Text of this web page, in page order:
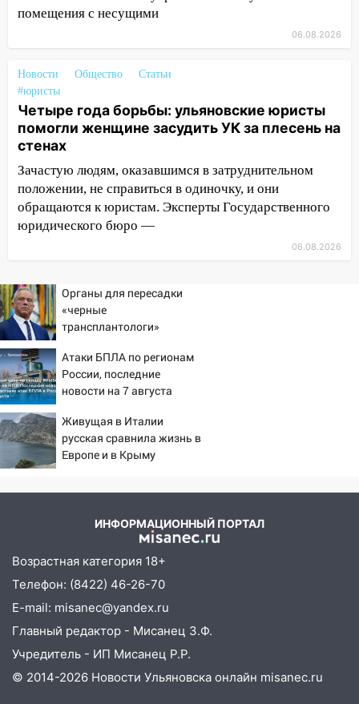
120 тысяч долга
области
11:30
2027 года импорт, выпуск и обращение
бензина Евро 2, Евро 3, Евро 4
11:12 Соцсети: на Рябикова автомобиль
врезался в забор
10:27 Где есть бензин в Ульяновске
днем 6 августа: список АЗС
10:00
В Старомайнском районе утонул
51-летний мужчина
09:50
В Ульяновске черный коршун
застрял в тепловозе
09:44
Ульяновские спасатели помогли
юному велосипедисту на улице
Чернышевского
08:21
В Заволжском районе украли два
тридцатиградусная жара: какая будет
погода в четверг
06:00
Четыре года борьбы: ульяновские
юристы помогли женщине засудить УК
за плесень на стенах
05:00
Кому 6 августа звезды сулят
прибыль, а кому — испытания на
прочность
помещения с несущими
06.08.2026
Новости Общество
Статьи
#юристы
Четыре года борьбы: ульяновские юристы
помогли женщине засудить УК за плесень на
стенах
Зачастую людям, оказавшимся в затруднительном
положении, не справиться в одиночку, и они
обращаются к юристам. Эксперты Государственного
юридического бюро —
06.08.2026
Органы для пересадки
«черные
трансплантологи»
пациентов
Атаки БПЛА по регионам
России, последние
новости на 7 августа
на склады Wildberries,
состояние пострадавших
Живущая в Италии
русская сравнила жизнь в
Европе и в Крыму
ИНФОРМАЦИОННЫЙ ПОРТАЛ
Возрастная категория 18+
Телефон: (8422) 46-26-70
E-mail: misanec@yandex.ru
Главный редактор - Мисанец З.Ф.
Учредитель - ИП Мисанец Р.Р.
© 2014-2026 Новости Ульяновска онлайн misanec.ru